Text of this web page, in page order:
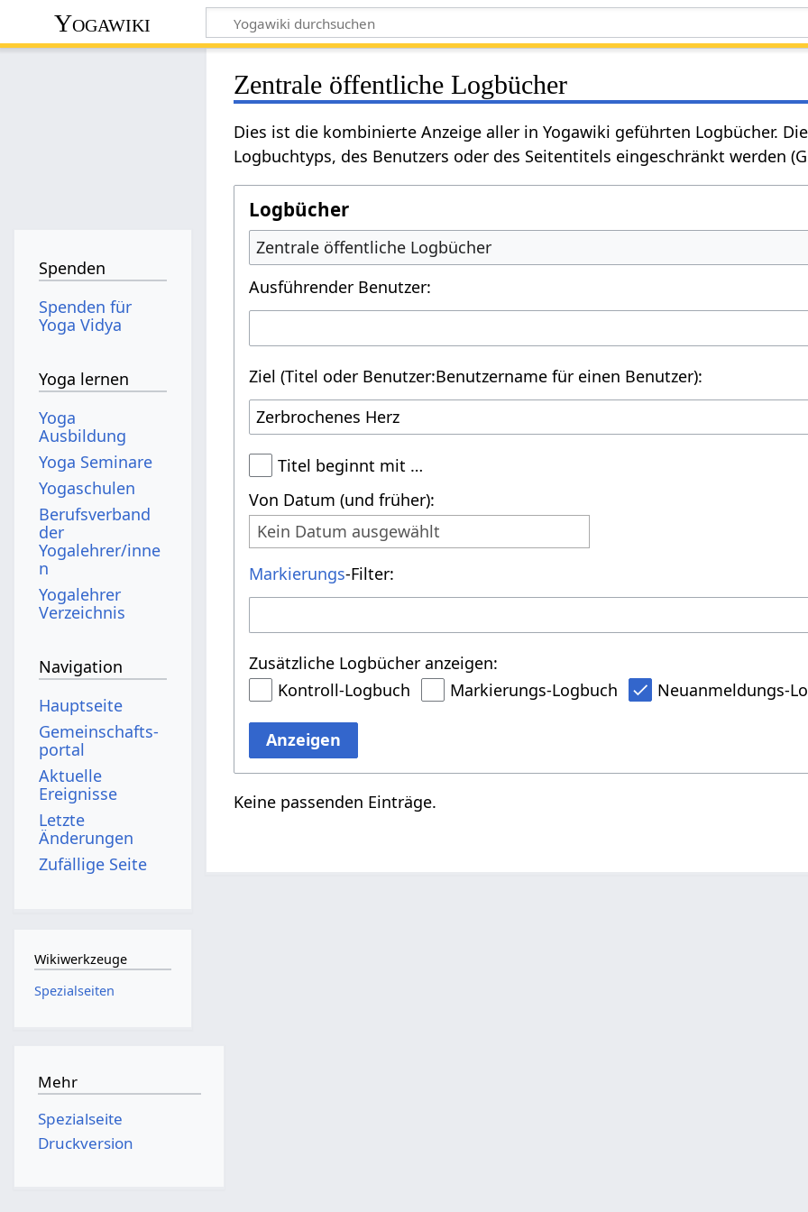
Yogawiki
Zentrale öffentliche Logbücher
Dies ist die kombinierte Anzeige aller in Yogawiki geführten Logbücher.
Logbuchtyps, des Benutzers oder des Seitentitels eingeschränkt werden
Logbücher
Zentrale öffentliche Logbücher
Ausführender Benutzer:
Ziel (Titel oder Benutzer:Benutzername für einen Benutzer):
Titel beginnt mit …
Von Datum (und früher):
Kein Datum ausgewählt
Markierungs-Filter:
Zusätzliche Logbücher anzeigen:
Kontroll-Logbuch
Markierungs-Logbuch Neuanmeldungs-
Anzeigen
Keine passenden Einträge.
Spenden
Spenden für
Yoga Vidya
Yoga lernen
Yoga
Ausbildung
Yoga Seminare
Yogaschulen
Berufsverband
der
Yogalehrer/inne
n
Yogalehrer
Verzeichnis
Navigation
Hauptseite
Gemeinschafts­
portal
Aktuelle
Ereignisse
Letzte
Änderungen
Zufällige Seite
Wikiwerkzeuge
Spezialseiten
Mehr
Spezialseite
Druckversion